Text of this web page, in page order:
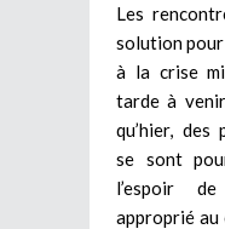
Les
solution
à la crise
tarde à
qu’hier, des
se sont
l’espoir
approprié au